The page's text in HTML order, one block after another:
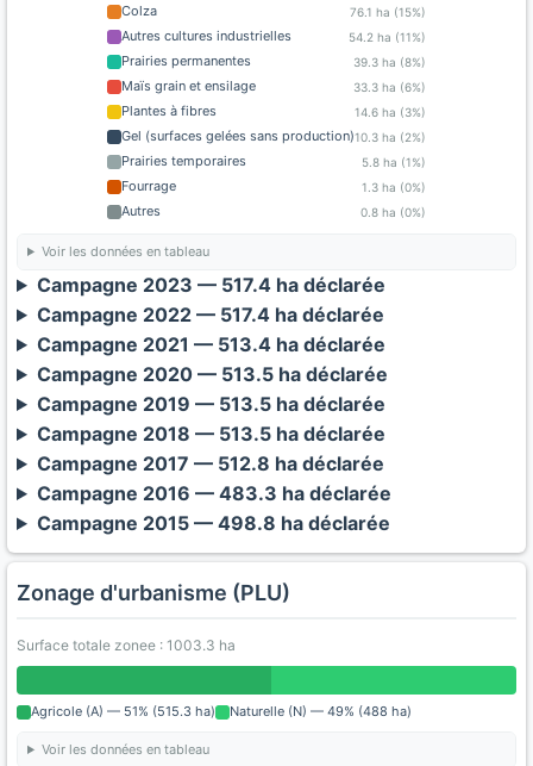
Colza 76.1 ha (15%)
Autres cultures industrielles 54.2 ha (11%)
Prairies permanentes 39.3 ha (8%)
Maïs grain et ensilage 33.3 ha (6%)
Plantes à fibres 14.6 ha (3%)
Gel (surfaces gelées sans production)10.3 ha (2%)
Prairies temporaires 5.8 ha (1%)
Fourrage 1.3 ha (0%)
Autres 0.8 ha (0%)
Voir les données en tableau
Campagne 2023 — 517.4 ha déclarée
Campagne 2022 — 517.4 ha déclarée
Campagne 2021 — 513.4 ha déclarée
Campagne 2020 — 513.5 ha déclarée
Campagne 2019 — 513.5 ha déclarée
Campagne 2018 — 513.5 ha déclarée
Campagne 2017 — 512.8 ha déclarée
Campagne 2016 — 483.3 ha déclarée
Campagne 2015 — 498.8 ha déclarée
Zonage d'urbanisme (PLU)
Surface totale zonee : 1003.3 ha
Agricole (A) — 51% (515.3 ha) Naturelle (N) — 49% (488 ha)
Voir les données en tableau